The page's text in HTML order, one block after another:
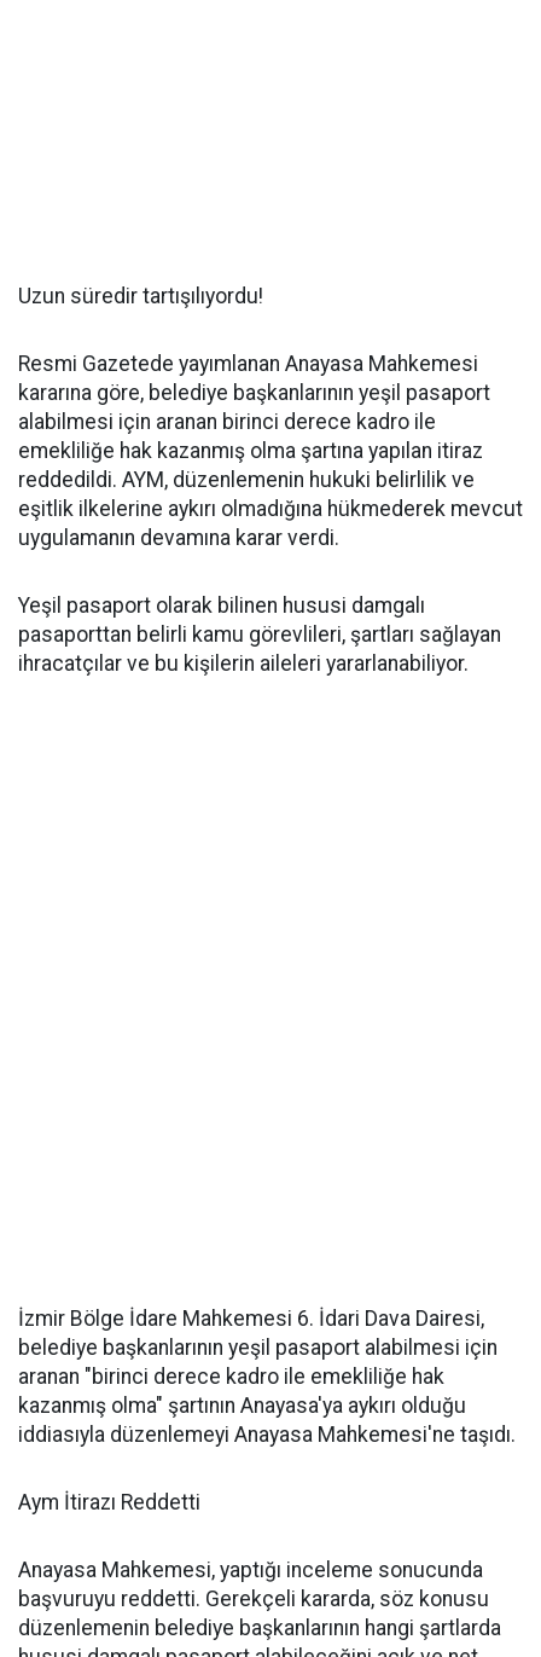
Uzun süredir tartışılıyordu!
Resmi Gazetede yayımlanan Anayasa Mahkemesi
kararına göre, belediye başkanlarının yeşil pasaport
alabilmesi için aranan birinci derece kadro ile
emekliliğe hak kazanmış olma şartına yapılan itiraz
reddedildi. AYM, düzenlemenin hukuki belirlilik ve
eşitlik ilkelerine aykırı olmadığına hükmederek mevcut
uygulamanın devamına karar verdi.
Yeşil pasaport olarak bilinen hususi damgalı
pasaporttan belirli kamu görevlileri, şartları sağlayan
ihracatçılar ve bu kişilerin aileleri yararlanabiliyor.
İzmir Bölge İdare Mahkemesi 6. İdari Dava Dairesi,
belediye başkanlarının yeşil pasaport alabilmesi için
aranan "birinci derece kadro ile emekliliğe hak
kazanmış olma" şartının Anayasa'ya aykırı olduğu
iddiasıyla düzenlemeyi Anayasa Mahkemesi'ne taşıdı.
Aym İtirazı Reddetti
Anayasa Mahkemesi, yaptığı inceleme sonucunda
başvuruyu reddetti. Gerekçeli kararda, söz konusu
düzenlemenin belediye başkanlarının hangi şartlarda